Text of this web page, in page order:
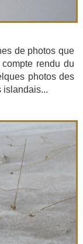
de photos que
rendu du
photos des
islandais...